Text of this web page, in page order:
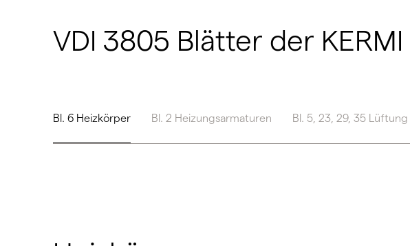
VDI 3805 Blätter der
Bl. 6 Heizkörper Bl. 2 Heizungsarmaturen Bl. 5, 23, 29, 35 Lüftung